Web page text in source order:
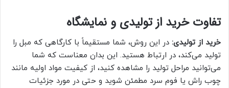
تفاوت خرید از تولیدی و نمایشگاه
خرید از تولیدی: در این روش، شما مستقیماً با کارگاهی که مبل را
تولید می‌کند، در ارتباط هستید. این بدان معناست که شما
می‌توانید مراحل تولید را مشاهده کنید، از کیفیت مواد اولیه مانند
چوب راش یا فوم سرد مطمئن شوید و حتی در مورد جزئیات